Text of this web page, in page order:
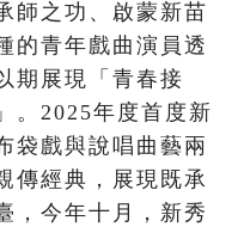
師之功、啟蒙新苗
的青年戲曲演員透
期展現「青春接
。2025年度首度新
袋戲與說唱曲藝兩
傳經典，展現既承
，今年十月，新秀